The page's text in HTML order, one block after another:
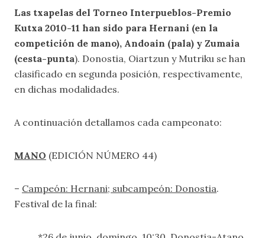
Las txapelas del Torneo Interpueblos-Premio
Kutxa 2010-11 han sido para Hernani (en la
competición de mano), Andoain (pala) y Zumaia
(cesta-punta). Donostia, Oiartzun y Mutriku se han
clasificado en segunda posición, respectivamente,
en dichas modalidades.
A continuación detallamos cada campeonato:
MANO (EDICIÓN NÚMERO 44)
– Campeón: Hernani; subcampeón: Donostia.
Festival de la final: